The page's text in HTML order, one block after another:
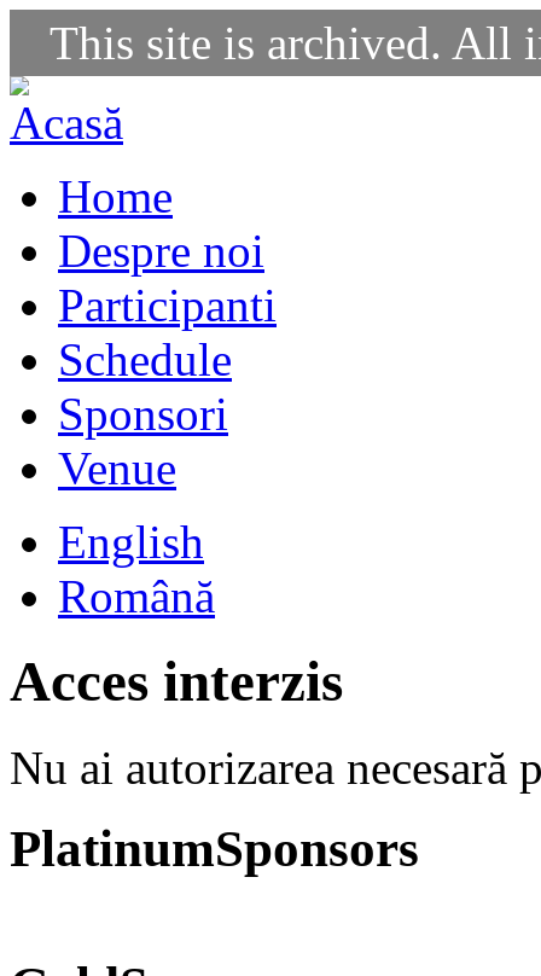
This site is archived. All
Home
Despre noi
Participanti
Schedule
Sponsori
Venue
English
Română
Acces interzis
Nu ai autorizarea necesară
PlatinumSponsors